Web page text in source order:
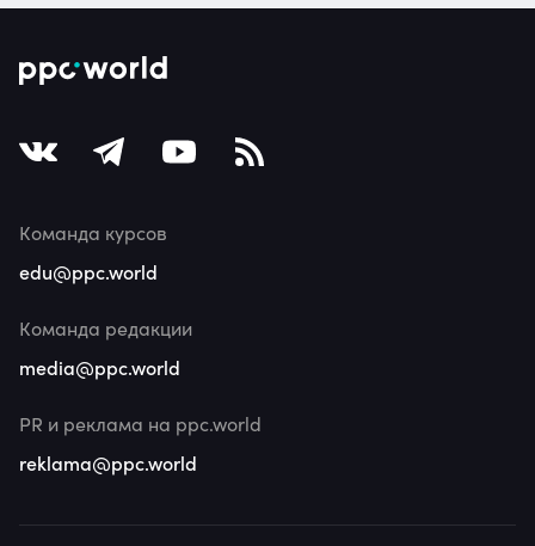
Команда курсов
edu@ppc.world
Команда редакции
media@ppc.world
PR и реклама на ppc.world
reklama@ppc.world